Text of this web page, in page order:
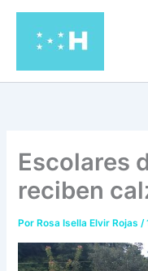
contenido
Escolares
reciben
Por Rosa Isella Elvir Rojas/